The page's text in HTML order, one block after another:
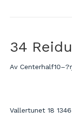
34
Av
Vallertunet 18